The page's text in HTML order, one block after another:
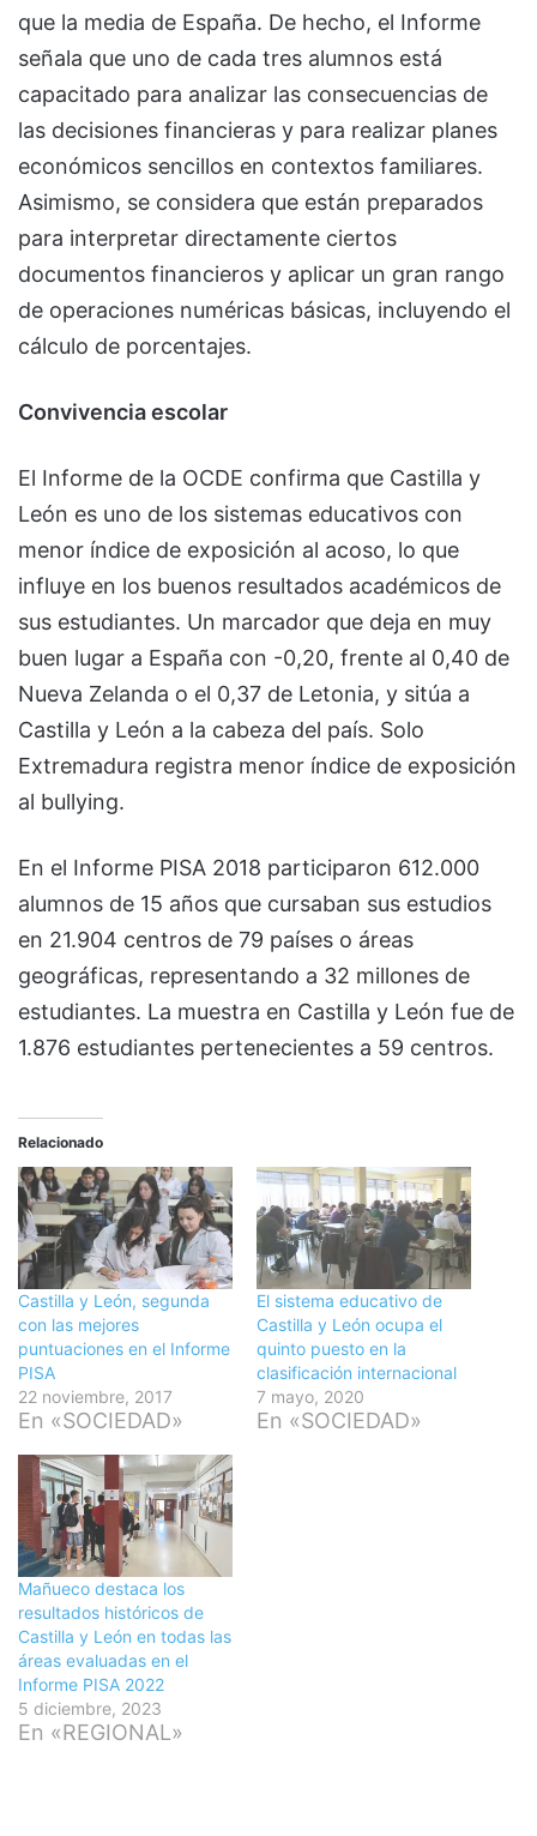
que la media de España. De hecho, el Informe
señala que uno de cada tres alumnos está
capacitado para analizar las consecuencias de
las decisiones financieras y para realizar planes
económicos sencillos en contextos familiares.
Asimismo, se considera que están preparados
para interpretar directamente ciertos
documentos financieros y aplicar un gran rango
de operaciones numéricas básicas, incluyendo el
cálculo de porcentajes.
Convivencia escolar
El Informe de la OCDE confirma que Castilla y
León es uno de los sistemas educativos con
menor índice de exposición al acoso, lo que
influye en los buenos resultados académicos de
sus estudiantes. Un marcador que deja en muy
buen lugar a España con -0,20, frente al 0,40 de
Nueva Zelanda o el 0,37 de Letonia, y sitúa a
Castilla y León a la cabeza del país. Solo
Extremadura registra menor índice de exposición
al bullying.
En el Informe PISA 2018 participaron 612.000
alumnos de 15 años que cursaban sus estudios
en 21.904 centros de 79 países o áreas
geográficas, representando a 32 millones de
estudiantes. La muestra en Castilla y León fue de
1.876 estudiantes pertenecientes a 59 centros.
Relacionado
Castilla y León, segunda
con las mejores
puntuaciones en el Informe
PISA
22 noviembre, 2017
En «SOCIEDAD»
El sistema educativo de
Castilla y León ocupa el
quinto puesto en la
clasificación internacional
7 mayo, 2020
En «SOCIEDAD»
Mañueco destaca los
resultados históricos de
Castilla y León en todas las
áreas evaluadas en el
Informe PISA 2022
5 diciembre, 2023
En «REGIONAL»